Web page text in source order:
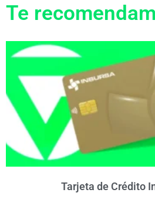
Te
Tarjeta de Crédito